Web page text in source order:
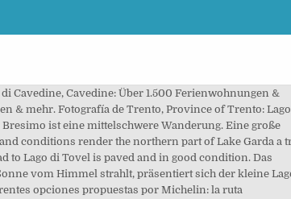
en Campolongo. Cookies are used on this website to improve its usage. Select an option below to see step-by-step directions and to compare ticket prices and travel times in Rome2rio's travel planner. Von den Almwiesen ist es nicht mehr weit zum Lago di San Giuliano und zur gleichnamigen Schutzhütte am See, wo sich auch die kleine Kapelle zum Hl. You can walk round the lake in under an hour when you are there. Consulta 13,642 fotos y videos de Lago di Lagolo tomados por miembros de Tripadvisor. Consultá 13.647 fotos y videos de Lago di Lagolo tomados por miembros de Tripadvisor. Y descubrir Trento, una ciudad monumental de atardecer romántico. Lago di Ledro in Trento ( Italien ) Ich war zusammen mit einem Freund vom 17.06. The mountains in the Trentino offer a great... Lake Garda cycle track: Riva del Garda - Torbole - Mori, Valle dei Laghi cycle path: Torbole - Arco - Terlago. Si continua sulla SS237, si costeggia il Lago d’Idro, si oltrepassa Ponte Caffaro, Darzo, Borgo Chiese e si arriva a Creto. Take the train from Trento-Staz. Imagen de adamello, lago, trento - 57980100 A lovely promenade actually connects the villages and invites to relaxing walks along the sunny northern shore of Lake Garda. Thank you in advance! There are 3 ways to get from Lago di Garda to Trento by car ferry, car, train or taxi. Die Unterkunft Camping Spiaggia Lago di Molveno liegt am Ufer des Lago di Molvenos, im Naturpark Adamello-Brenta. Auslöser waren Algen, die sich bei hohen Temperaturen vermehren. Trento Sud auf SS47 Richtung Padova – Venezia bis Pergine Valsugana. Castello d'Arco, Lago di Garda Lago di Tenno is a lake at Tenno in Trentino, Italy.At an elevation of 550 m, its surface area is 2.5 km². Dieses Thema im Forum "Trentino / Südtirol (Trentino-Alto Adige)" wurde erstellt von Angelspezialist, 3. 301 Moved Permanently. Voglia di una gitarella fuori porta? Province of Trento, Trentino-Alto Adige Picture: Lago di Carezza - Check out Tripadvisor members' 273 candid photos and videos of Province of Trento Trento, Bondone, Valle dei Laghi, Rotaliana. Book now! / Hotel Lago di Garda Torbole - Lounge Bar Aqua / Hotel Lago di Garda - Breakfast / Hotel Lago di Garda Torbole - MYGARD / Hotel ... Garda Trentino Alle Touren auf der Karte anzeigen. 248 Empfehlungen sprechen dafür. Lago di Tovel... Wanderung. If you are a resident of another country or region, please select the appropriate version of Tripadvisor for your country or region in the drop-down menu. Panorama Photo about Lago di Campo (Campo lake) 1944 m. Small beautiful alpine lake in the National Park of Adamello Brenta, Trentino Alto Adige, Italy. Lago di Ledro is a lake in Trentino, northern Italy.The lake is at an elevation of 655 metres (2,149 ft), and its surface area is 2.187 km 2 (0.844 sq mi).. Lake Ledro is reputed to be one of the cleanest lakes in Trentino, and during the summer it reaches a temperature … Imagen de Lago di Lagolo, Trento: Serena giornata di giugno 2018. Image of green, lake, horizontal - 57979857 Enjoy easy payment options and 24/7 customer service. Lago di Campo - Adamello Trento Italy. Es liegt in einem der schönsten Naturparadiese Norditaliens und bietet Ihnen die Möglichkeit, die Natur zu erleben und gleichzeitig alle unserer Serviceleistungen zu genießen. Moreover, it is also the perfe